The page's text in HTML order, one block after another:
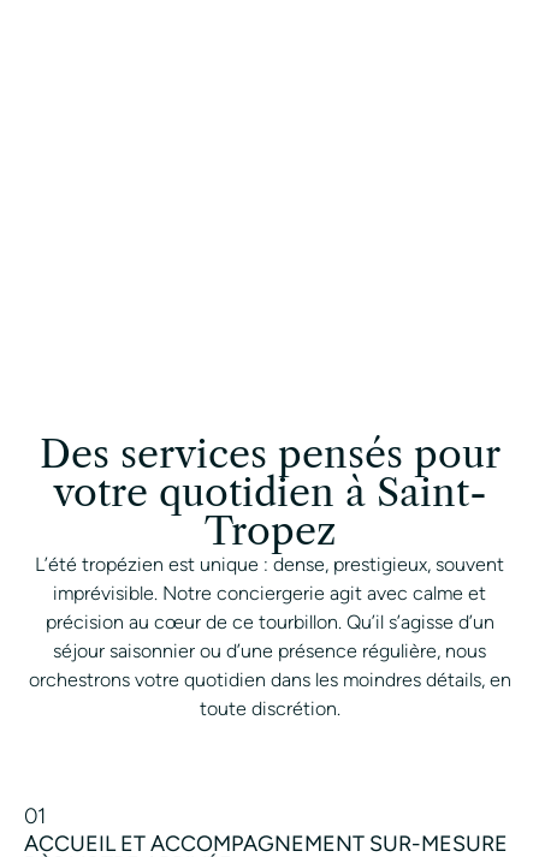
Des services pensés pour
votre quotidien à Saint-
Tropez
L’été tropézien est unique : dense, prestigieux, souvent
imprévisible. Notre conciergerie agit avec calme et
précision au cœur de ce tourbillon. Qu’il s’agisse d’un
séjour saisonnier ou d’une présence régulière, nous
orchestrons votre quotidien dans les moindres détails, en
toute discrétion.
01
ACCUEIL ET ACCOMPAGNEMENT SUR-MESURE